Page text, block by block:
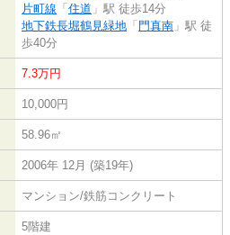
片町線 「 住道 」駅 徒歩14分
地下鉄長堀鶴見緑地 「 門真南 」駅 徒
歩40分
7.3万円
10,000円
58.96㎡
2006年 12月 (築19年)
マンション/鉄筋コンクリート
5階建